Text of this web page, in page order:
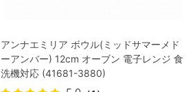
アンナエミリア ボウル(ミッドサマーメド
ーアンバー) 12cm オーブン 電子レンジ 食
洗機対応 (41681-3880)